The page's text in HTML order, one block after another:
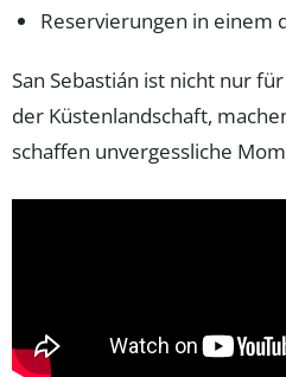
Reservierungen in einem
San Sebastián ist nicht nur
der Küstenlandschaft,
schaffen unvergessliche